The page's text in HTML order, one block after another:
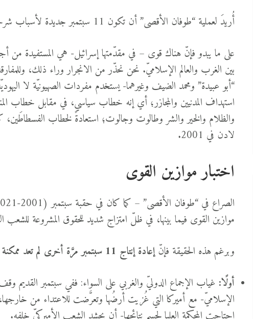
أُريدَ لعملية “طوفان الأقصى” أن تكون 11 سبتمبر جديدة لأسباب شرحتْها بالتفصيل في
على ما يبدو فإنّ هناك قوى – في مقدّمتها إسرائيل- هي المستفيدة من
بين الغرب والعالم الإسلاميّ. نحن نحذّر من الانجرار وراء ذلك،
“أبو عبيدة” ومحمد الضيف وغيرهما- يستخدم مفردات الصهيونيّة لا
استهداف المدنيين والمجازر؛ أي إنه خطاب سياسي، في مقابل خطاب
والظلام والخير والشر وطالوت وجالوت؛ استعادةً لخطاب
لادن في 2001.
اختبار موازين القوى
موازين القوى فيما بينها، في ظلّ امتزاج شديد للحقوق المشروعة للشعب
وبرغم هذه الحقيقة فإنّإعادة إنتاج 11 سبتمبر مرَّة أخرى لم تعد ممكنة للأسباب التالية:
أولًا: غياب الإجماع الدوليّ والغربي على السواء: ففي سبتمبر القديم وقف
الإسلاميّ- مع أميركا التي غُزيت أرضُها وتعرَّضت للاعتداء من